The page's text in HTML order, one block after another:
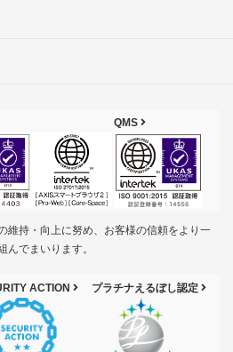
QMS
維持・向上に努め、お客様の信頼をより一
んでまいります。
ACTION プラチナえるぼし認定